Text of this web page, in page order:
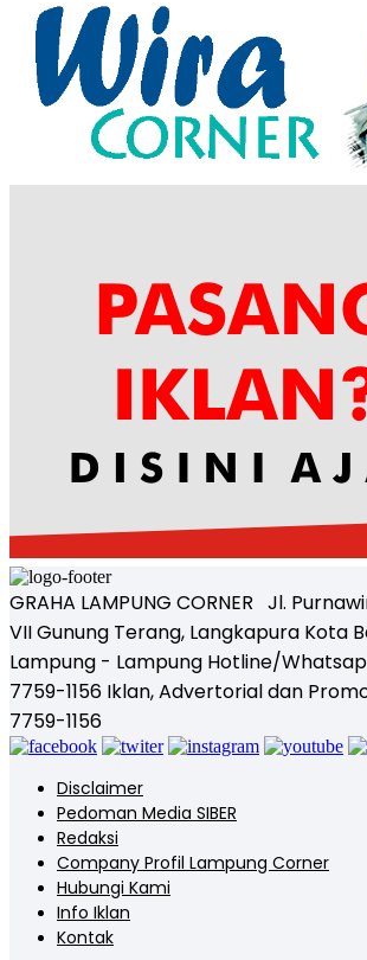
GRAHA LAMPUNG CORNER Jl.
VII Gunung Terang, Langkapura Kota
Lampung - Lampung Hotline/
7759-1156 Iklan, Advertorial dan
7759-1156
Disclaimer
Pedoman Media SIBER
Redaksi
Company Profil Lampung Corner
Hubungi Kami
Info Iklan
Kontak